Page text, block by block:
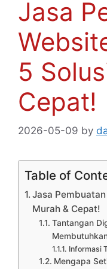
Jasa
5
Cepat!
2026-05-09 by
Table of
Jasa
Murah & Cepat!
Tantangan
Informasi
Mengapa